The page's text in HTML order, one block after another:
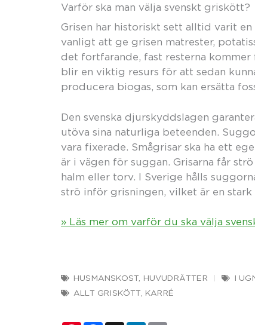
Varför ska man välja svenskt griskött?
Grisen har historiskt sett alltid varit
vanligt att ge grisen matrester,
det fortfarande, fast resterna kommer
blir en viktig resurs för att sedan
producera biogas, som kan ersätta
Den svenska djurskyddslagen
utöva sina naturliga beteenden.
vara fixerade. Smågrisar ska ha ett
är i vägen för suggan. Grisarna får
halm eller torv. I Sverige hålls
strö inför grisningen, vilket är en stark
» Läs mer om varför du ska välja
HUSMANSKOST HUVUDRÄTTER I
ALLT GRISKÖTT
KARRÉ